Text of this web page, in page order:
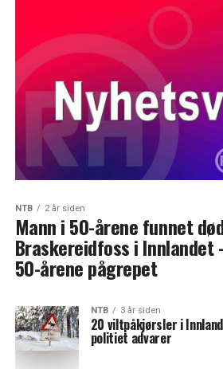
NTB 2 år siden
Mann i 50-årene funnet
Braskereidfoss i Innlandet
50-årene pågrepet
NTB 3 år siden
20 viltpåkjørsler i
politiet advarer